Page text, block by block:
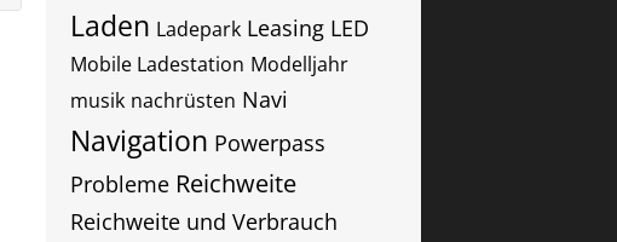
Laden Ladepark Leasing LED
Mobile Ladestation Modelljahr
musik nachrüsten Navi
Navigation Powerpass
Probleme Reichweite
Reichweite und Verbrauch